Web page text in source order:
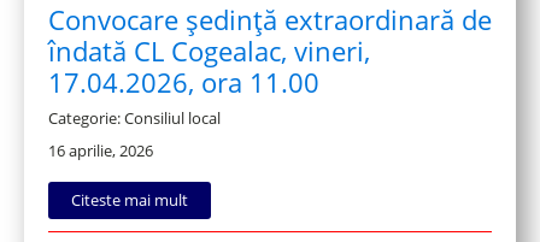
Convocare ședință extraordinară de
îndată CL Cogealac, vineri,
17.04.2026, ora 11.00
Categorie: Consiliul local
16 aprilie, 2026
Citeste mai mult